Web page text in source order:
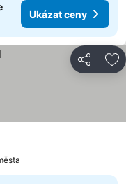
Ukázat ceny
Sdílet